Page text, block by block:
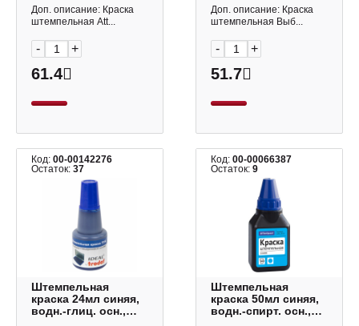
Доп. описание: Краска
штемпельная Att...
- +
61.4
Доп. описание: Краска
штемпельная Выб...
- +
51.7
Код: 00-00142276
Остаток: 37
Штемпельная
краска 24мл синяя,
водн.-глиц. осн.,
Код:00-00066387
Остаток:9
Штемпельная
краска 50мл синяя,
водн.-спирт. осн.,